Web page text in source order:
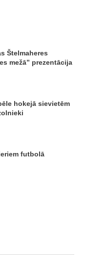
Štelmaheres
mežā” prezentācija
hokejā sievietēm
futbolā